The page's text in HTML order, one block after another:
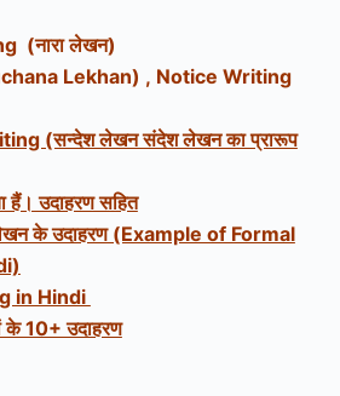
(नारा लेखन)
Lekhan) , Notice Writing
(सन्देश लेखन संदेश लेखन का प्रारूप
हैं। उदाहरण सहित
के उदाहरण (Example of Formal
in Hindi
के 10+ उदाहरण